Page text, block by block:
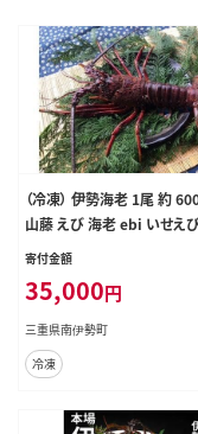
（冷凍） 伊勢海老 1尾 約
山藤 えび 海老 ebi いせえ
び 伊勢 魚 魚介 海鮮 海産物
BQ 刺身 炭火焼 味噌汁 産地
産 三重 南伊勢 伊勢志摩
寄付金額
35,000円
三重県南伊勢町
冷凍